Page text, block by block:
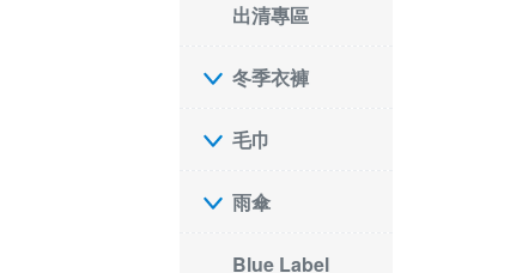
出清專區
冬季衣褲
毛巾
雨傘
Blue Label